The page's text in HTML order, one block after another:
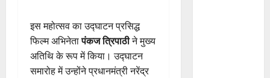
इस महोत्सव का उद्घाटन प्रसिद्ध
फिल्म अभिनेतापंकज त्रिपाठीने मुख्य
अतिथि के रूप में किया। उद्घाटन
समारोह में उन्होंने प्रधानमंत्री नरेंद्र